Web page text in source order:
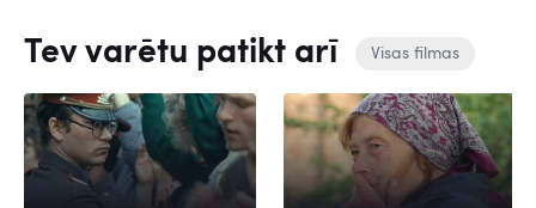
Tev varētu patikt arī Visas filmas